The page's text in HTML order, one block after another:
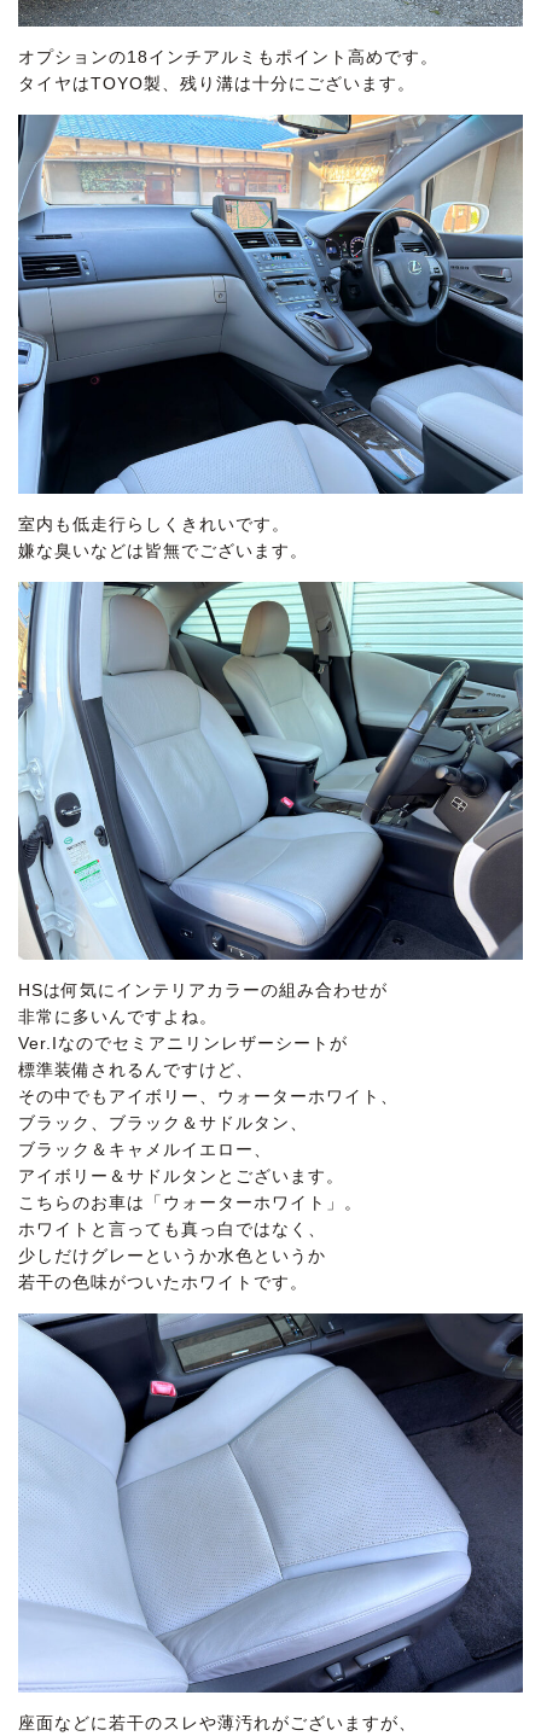
オプションの18インチアルミもポイント高めです。
タイヤはTOYO製、残り溝は十分にございます。
室内も低走行らしくきれいです。
嫌な臭いなどは皆無でございます。
HSは何気にインテリアカラーの組み合わせが
非常に多いんですよね。
Ver.Iなのでセミアニリンレザーシートが
標準装備されるんですけど、
その中でもアイボリー、ウォーターホワイト、
ブラック、ブラック＆サドルタン、
ブラック＆キャメルイエロー、
アイボリー＆サドルタンとございます。
こちらのお車は「ウォーターホワイト」。
ホワイトと言っても真っ白ではなく、
少しだけグレーというか水色というか
若干の色味がついたホワイトです。
座面などに若干のスレや薄汚れがございますが、